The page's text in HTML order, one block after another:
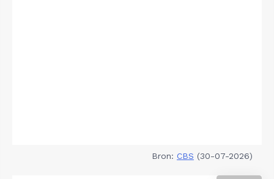
Bron: CBS (30-07-2026)